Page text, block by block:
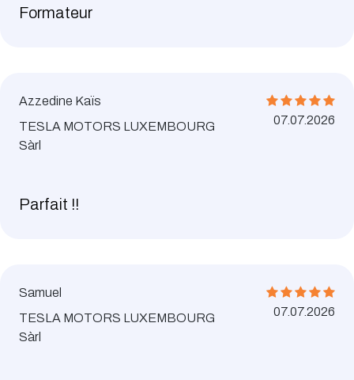
Formateur
Azzedine Kaïs
TESLA MOTORS LUXEMBOURG
Sàrl
07.07.2026
Parfait !!
Samuel
TESLA MOTORS LUXEMBOURG
Sàrl
07.07.2026